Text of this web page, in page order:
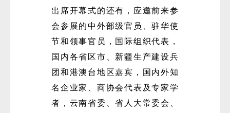
出席开幕式的还有，应邀前来参
会参展的中外部级官员、驻华使
节和领事官员，国际组织代表，
国内各省区市、新疆生产建设兵
团和港澳台地区嘉宾，国内外知
名企业家、商协会代表及专家学
者，云南省委、省人大常委会、